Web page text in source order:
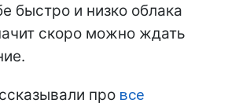
быстро и низко облака
скоро можно ждать
про все